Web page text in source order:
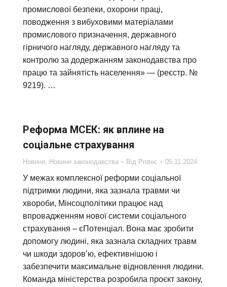
промислової безпеки, охорони праці,
поводження з вибуховими матеріалами
промислового призначення, державного
гірничого нагляду, державного нагляду та
контролю за додержанням законодавства про
працю та зайнятість населення» — (реєстр. №
9219). …
Реформа МСЕК: як вплине на
соціальне страхування
Новини, Новини законодавства Від Protec 05.11.2024
У межах комплексної реформи соціальної
підтримки людини, яка зазнала травми чи
хвороби, Мінсоцполітики працює над
впровадженням нової системи соціального
страхування – єПотенціал. Вона має зробити
допомогу людині, яка зазнала складних травм
чи шкоди здоровʼю, ефективнішою і
забезпечити максимальне відновлення людини.
Команда міністерства розробила проєкт закону,